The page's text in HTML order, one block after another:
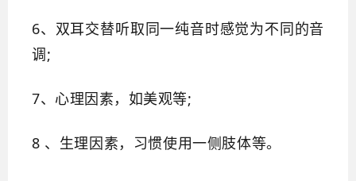
6、双耳交替听取同一纯音时感觉为不同的音
调;
7、心理因素，如美观等;
8 、 生理因素，习惯使用一侧肢体等。